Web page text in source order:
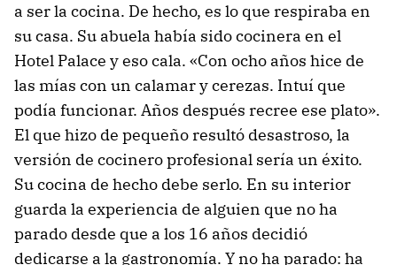
a ser la cocina. De hecho, es lo que respiraba en
su casa. Su abuela había sido cocinera en el
Hotel Palace y eso cala. «Con ocho años hice de
las mías con un calamar y cerezas. Intuí que
podía funcionar. Años después recree ese plato».
El que hizo de pequeño resultó desastroso, la
versión de cocinero profesional sería un éxito.
Su cocina de hecho debe serlo. En su interior
guarda la experiencia de alguien que no ha
parado desde que a los 16 años decidió
dedicarse a la gastronomía. Y no ha parado: ha